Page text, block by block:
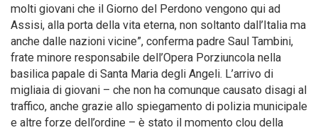
molti giovani che il Giorno del Perdono vengono qui ad
Assisi, alla porta della vita eterna, non soltanto dall’Italia ma
anche dalle nazioni vicine”, conferma padre Saul Tambini,
frate minore responsabile dell’Opera Porziuncola nella
basilica papale di Santa Maria degli Angeli. L’arrivo di
migliaia di giovani – che non ha comunque causato disagi al
traffico, anche grazie allo spiegamento di polizia municipale
e altre forze dell’ordine – è stato il momento clou della